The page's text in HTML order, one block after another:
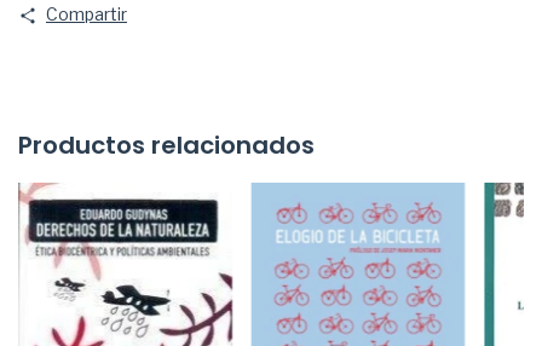
Compartir
Productos relacionados